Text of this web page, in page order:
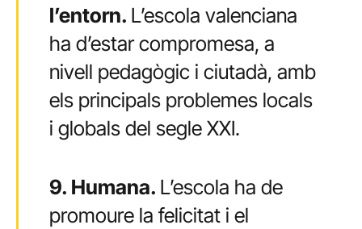
l’entorn. L’escola valenciana
ha d’estar compromesa, a
nivell pedagògic i ciutadà, amb
els principals problemes locals
i globals del segle XXI.
9. Humana. L’escola ha de
promoure la felicitat i el